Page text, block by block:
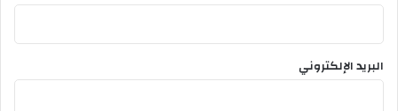
البريد الإلكتروني